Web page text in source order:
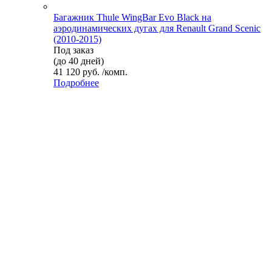
Багажник Thule WingBar Evo Black на
аэродинамических дугах для Renault Grand Scenic
(2010-2015)
Под заказ
(до 40 дней)
41 120 руб. /комп.
Подробнее